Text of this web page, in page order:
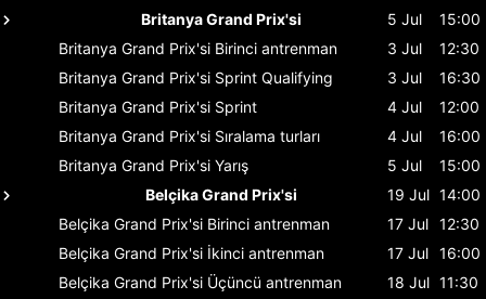
Britanya Grand Prix'si 5 Jul
15:00
Britanya Grand Prix'si Birinci antrenman 3 Jul
12:30
Britanya Grand Prix'si Sprint Qualifying 3 Jul
16:30
Britanya Grand Prix'si Sprint 4 Jul
12:00
Britanya Grand Prix'si Sıralama turları 4 Jul
16:00
Britanya Grand Prix'si Yarış 5 Jul
15:00
Belçika Grand Prix'si
19 Jul 14:00
Belçika Grand Prix'si Birinci antrenman 17 Jul 12:30
Belçika Grand Prix'si İkinci antrenman 17 Jul 16:00
Belçika Grand Prix'si Üçüncü antrenman 18 Jul 11:30